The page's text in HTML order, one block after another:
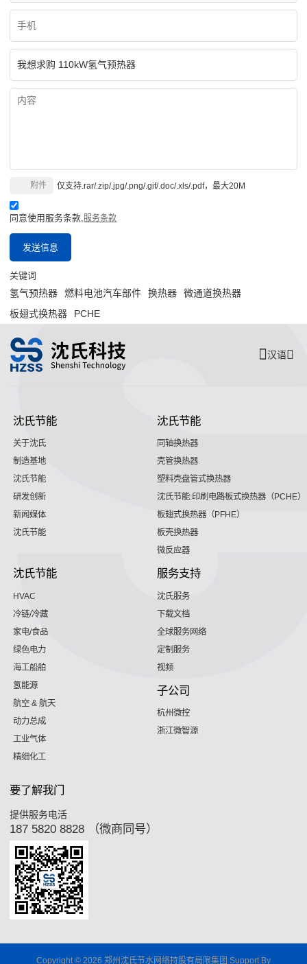
仅支持.rar/.zip/.jpg/.png/.gif/.doc/.xls/.pdf，最大20M
附件
同意使用服务条款,服务条款
发送信息
关键词
氢气预热器 燃料电池汽车部件 换热器
微通道换热器
板翅式换热器
PCHE
汉语
沈氏节能
关于沈氏
制造基地
沈氏节能
研发创新
新闻媒体
沈氏节能
沈氏节能
同轴换热器
壳管换热器
塑料壳盘管式换热器
沈氏节能:印刷电路板式换热器（PCHE）
板翅式换热器（PFHE）
板壳换热器
微反应器
沈氏节能
HVAC
冷链/冷藏
家电/食品
绿色电力
海工船舶
氢能源
航空 & 航天
动力总成
工业气体
精细化工
服务支持
沈氏服务
下载文档
全球服务网络
定制服务
视频
子公司
杭州微控
浙江微智源
要了解我门
提供服务电活
187 5820 8828 （微商同号）
Copyright © 2026 郑州沈氏节水网络持股有局限集团 Support By